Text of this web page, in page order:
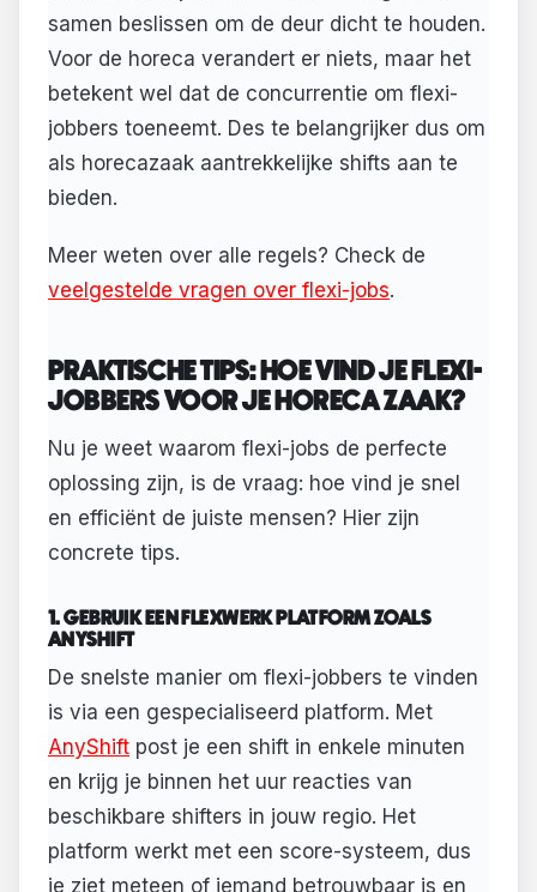
samen beslissen om de deur dicht te houden.
Voor de horeca verandert er niets, maar het
betekent wel dat de concurrentie om flexi-
jobbers toeneemt. Des te belangrijker dus om
als horecazaak aantrekkelijke shifts aan te
bieden.
Meer weten over alle regels? Check de
veelgestelde vragen over flexi-jobs.
PRAKTISCHE TIPS: HOE VIND JE FLEXI-
JOBBERS VOOR JE HORECA ZAAK?
Nu je weet waarom flexi-jobs de perfecte
oplossing zijn, is de vraag: hoe vind je snel
en efficiënt de juiste mensen? Hier zijn
concrete tips.
1. GEBRUIK EEN FLEXWERK PLATFORM ZOALS
ANYSHIFT
De snelste manier om flexi-jobbers te vinden
is via een gespecialiseerd platform. Met
AnyShift post je een shift in enkele minuten
en krijg je binnen het uur reacties van
beschikbare shifters in jouw regio. Het
platform werkt met een score-systeem, dus
je ziet meteen of iemand betrouwbaar is en